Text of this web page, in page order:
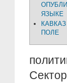
ЯЗЫКЕ
ПОЛЕ